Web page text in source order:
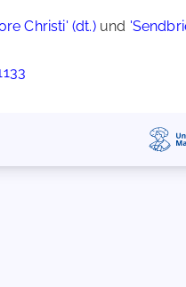
Christi' (dt.)und